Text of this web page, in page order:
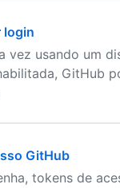
login
vez usando um
GitHub
GitHub
tokens de